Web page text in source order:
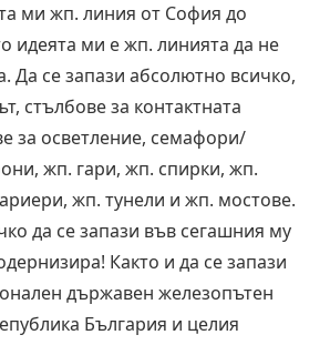
ми жп. линия от София до
идеята ми е жп. линията да не
Да се запази абсолютно всичко,
стълбове за контактната
за осветление, семафори/
жп. гари, жп. спирки, жп.
жп. тунели и жп. мостове.
да се запази във сегашния му
Както и да се запази
държавен железопътен
България и целия